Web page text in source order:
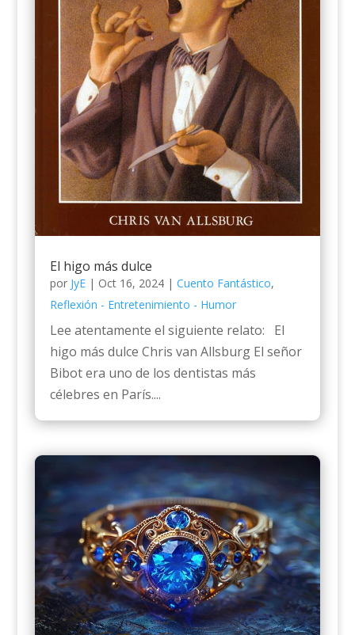
El higo más dulce
por JyE| Oct 16, 2024| Cuento Fantástico,
Reflexión - Entretenimiento - Humor
Lee atentamente el siguiente relato: El
higo más dulce Chris van Allsburg El señor
Bibot era uno de los dentistas más
célebres en París....